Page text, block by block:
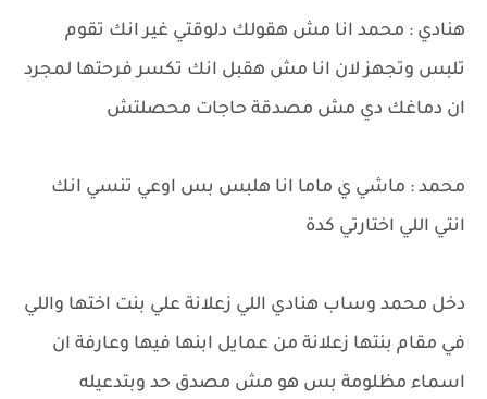
هنادي : محمد انا مش هقولك دلوقتي غير انك تقوم
تلبس وتجهز لان انا مش هقبل انك تكسر فرحتها لمجرد
ان دماغك دي مش مصدقة حاجات محصلتش
محمد : ماشي ي ماما انا هلبس بس اوعي تنسي انك
انتي اللي اختارتي كدة
دخل محمد وساب هنادي اللي زعلانة علي بنت اختها واللي
في مقام بنتها زعلانة من عمايل ابنها فيها وعارفة ان
اسماء مظلومة بس هو مش مصدق حد وبتدعيله